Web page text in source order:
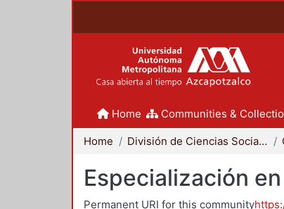
Home Communities &
Home División de Ciencias Sociales y Humanidades
Especialización
Permanent URI for this community